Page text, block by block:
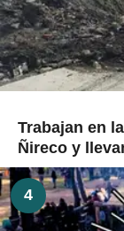
Trabajan en
Ñireco y
4